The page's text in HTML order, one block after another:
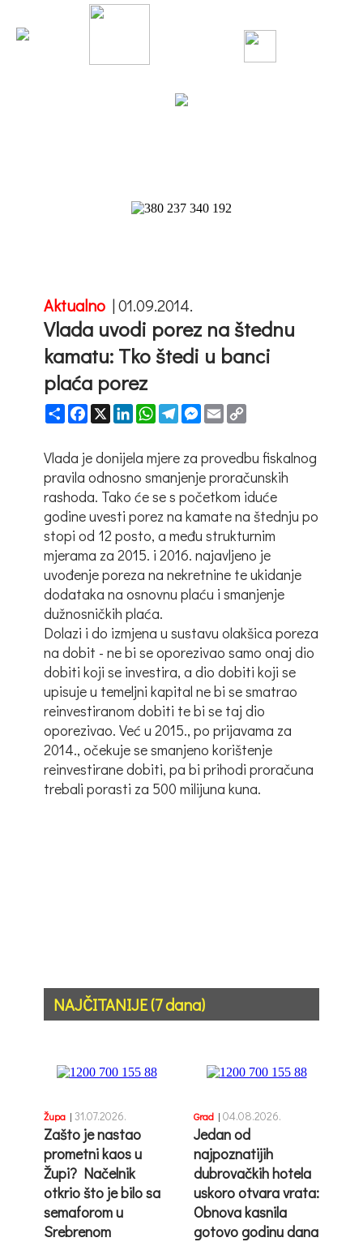
Aktualno |01.09.2014.
Vlada uvodi porez na štednu
kamatu: Tko štedi u banci
plaća porez
ShareFacebook
X LinkedInWhatsApp
TelegramMessenger
Email
Vlada je donijela mjere za provedbu fiskalnog
pravila odnosno smanjenje proračunskih
rashoda. Tako će se s početkom iduće
godine uvesti porez na kamate na štednju po
stopi od 12 posto, a među strukturnim
mjerama za 2015. i 2016. najavljeno je
uvođenje poreza na nekretnine te ukidanje
dodataka na osnovnu plaću i smanjenje
dužnosničkih plaća.
Dolazi i do izmjena u sustavu olakšica poreza
na dobit - ne bi se oporezivao samo onaj dio
dobiti koji se investira, a dio dobiti koji se
upisuje u temeljni kapital ne bi se smatrao
reinvestiranom dobiti te bi se taj dio
oporezivao. Već u 2015., po prijavama za
2014., očekuje se smanjeno korištenje
reinvestirane dobiti, pa bi prihodi proračuna
trebali porasti za 500 milijuna kuna.
NAJČITANIJE (7 dana)
Župa | 31.07.2026.
Zašto je nastao
prometni kaos u
Župi? Načelnik
otkrio što je bilo sa
semaforom u
Srebrenom
Grad | 04.08.2026.
Jedan od
najpoznatijih
dubrovačkih hotela
uskoro otvara vrata:
Obnova kasnila
gotovo godinu dana